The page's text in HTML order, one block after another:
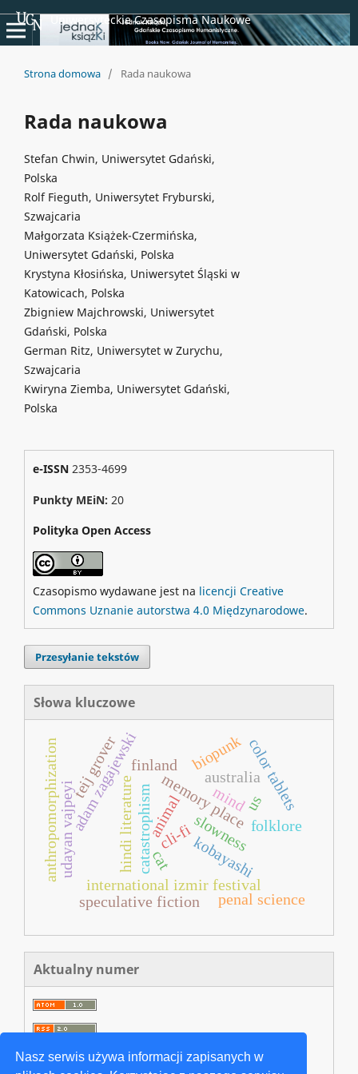
Nasz serwis używa informacji zapisanych w
Uniwersyteckie Czasopisma Naukowe
Strona domowa / Rada naukowa
Rada naukowa
Stefan Chwin, Uniwersytet Gdański,
Polska
Rolf Fieguth, Uniwersytet Fryburski,
Szwajcaria
Małgorzata Książek-Czermińska,
Uniwersytet Gdański, Polska
Krystyna Kłosińska, Uniwersytet Śląski w
Katowicach, Polska
Zbigniew Majchrowski, Uniwersytet
Gdański, Polska
German Ritz, Uniwersytet w Zurychu,
Szwajcaria
Kwiryna Ziemba, Uniwersytet Gdański,
Polska
e-ISSN 2353-4699
Punkty MEiN: 20
Polityka Open Access
Czasopismo wydawane jest na licencji Creative
Commons Uznanie autorstwa 4.0 Międzynarodowe.
Przesyłanie tekstów
Słowa kluczowe
australia
us
finland
cli-fi
catastrophism slowness
adam zagajewski
international izmir festival
memory place
kobayashi
color tablets
penal science
mind
hindi literature
udayan vajpeyi
teij grover
anthropomorphization folklore
biopunk
speculative fiction
animal
cat
Aktualny numer